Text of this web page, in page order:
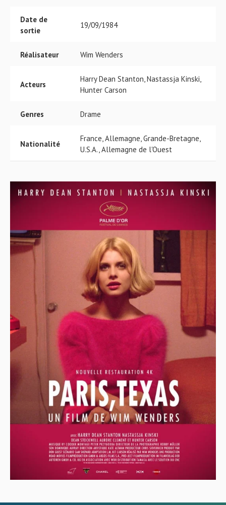
Date de
sortie
19/09/1984
Réalisateur Wim Wenders
Acteurs
Harry Dean Stanton, Nastassja Kinski,
Hunter Carson
Genres Drame
Nationalité
France, Allemagne, Grande-Bretagne,
U.S.A., Allemagne de l'Ouest